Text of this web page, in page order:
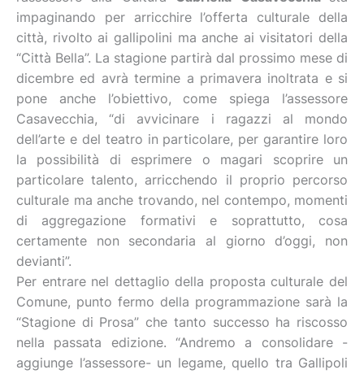
impaginando per arricchire l’offerta culturale della
città, rivolto ai gallipolini ma anche ai visitatori della
“Città Bella”. La stagione partirà dal prossimo mese di
dicembre ed avrà termine a primavera inoltrata e si
pone anche l’obiettivo, come spiega l’assessore
Casavecchia, “di avvicinare i ragazzi al mondo
dell’arte e del teatro in particolare, per garantire loro
la possibilità di esprimere o magari scoprire un
particolare talento, arricchendo il proprio percorso
culturale ma anche trovando, nel contempo, momenti
di aggregazione formativi e soprattutto, cosa
certamente non secondaria al giorno d’oggi, non
devianti”.
Per entrare nel dettaglio della proposta culturale del
Comune, punto fermo della programmazione sarà la
“Stagione di Prosa” che tanto successo ha riscosso
nella passata edizione. “Andremo a consolidare -
aggiunge l’assessore- un legame, quello tra Gallipoli